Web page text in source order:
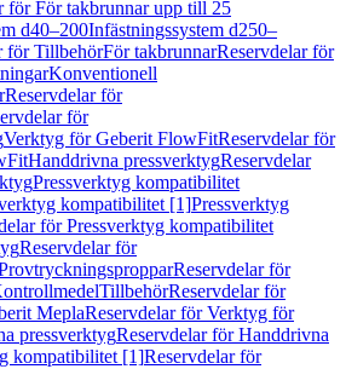
för För takbrunnar upp till 25
d40–200Infästningssystem d250–
för TillbehörFör takbrunnarReservdelar för
Konventionell
Reservdelar för
för
Verktyg för Geberit FlowFitReservdelar för
Handdrivna pressverktygReservdelar
Pressverktyg kompatibilitet
kompatibilitet [1]Pressverktyg
för Pressverktyg kompatibilitet
Reservdelar för
Reservdelar för
TillbehörReservdelar för
MeplaReservdelar för Verktyg för
pressverktygReservdelar för Handdrivna
kompatibilitet [1]Reservdelar för